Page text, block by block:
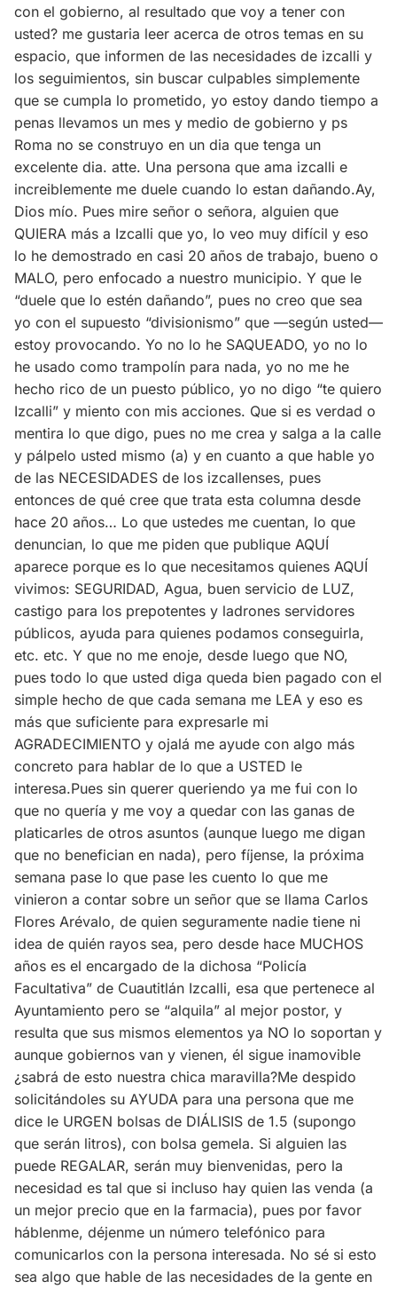
con el gobierno, al resultado que voy a tener con
usted? me gustaria leer acerca de otros temas en su
espacio, que informen de las necesidades de izcalli y
los seguimientos, sin buscar culpables simplemente
que se cumpla lo prometido, yo estoy dando tiempo a
penas llevamos un mes y medio de gobierno y ps
Roma no se construyo en un dia que tenga un
excelente dia. atte. Una persona que ama izcalli e
increiblemente me duele cuando lo estan dañando.Ay,
Dios mío. Pues mire señor o señora, alguien que
QUIERA más a Izcalli que yo, lo veo muy difícil y eso
lo he demostrado en casi 20 años de trabajo, bueno o
MALO, pero enfocado a nuestro municipio. Y que le
“duele que lo estén dañando”, pues no creo que sea
yo con el supuesto “divisionismo” que —según usted—
estoy provocando. Yo no lo he SAQUEADO, yo no lo
he usado como trampolín para nada, yo no me he
hecho rico de un puesto público, yo no digo “te quiero
Izcalli” y miento con mis acciones. Que si es verdad o
mentira lo que digo, pues no me crea y salga a la calle
y pálpelo usted mismo (a) y en cuanto a que hable yo
de las NECESIDADES de los izcallenses, pues
entonces de qué cree que trata esta columna desde
hace 20 años… Lo que ustedes me cuentan, lo que
denuncian, lo que me piden que publique AQUÍ
aparece porque es lo que necesitamos quienes AQUÍ
vivimos: SEGURIDAD, Agua, buen servicio de LUZ,
castigo para los prepotentes y ladrones servidores
públicos, ayuda para quienes podamos conseguirla,
etc. etc. Y que no me enoje, desde luego que NO,
pues todo lo que usted diga queda bien pagado con el
simple hecho de que cada semana me LEA y eso es
más que suficiente para expresarle mi
AGRADECIMIENTO y ojalá me ayude con algo más
concreto para hablar de lo que a USTED le
interesa.Pues sin querer queriendo ya me fui con lo
que no quería y me voy a quedar con las ganas de
platicarles de otros asuntos (aunque luego me digan
que no benefician en nada), pero fíjense, la próxima
semana pase lo que pase les cuento lo que me
vinieron a contar sobre un señor que se llama Carlos
Flores Arévalo, de quien seguramente nadie tiene ni
idea de quién rayos sea, pero desde hace MUCHOS
años es el encargado de la dichosa “Policía
Facultativa” de Cuautitlán Izcalli, esa que pertenece al
Ayuntamiento pero se “alquila” al mejor postor, y
resulta que sus mismos elementos ya NO lo soportan y
aunque gobiernos van y vienen, él sigue inamovible
¿sabrá de esto nuestra chica maravilla?Me despido
solicitándoles su AYUDA para una persona que me
dice le URGEN bolsas de DIÁLISIS de 1.5 (supongo
que serán litros), con bolsa gemela. Si alguien las
puede REGALAR, serán muy bienvenidas, pero la
necesidad es tal que si incluso hay quien las venda (a
un mejor precio que en la farmacia), pues por favor
háblenme, déjenme un número telefónico para
comunicarlos con la persona interesada. No sé si esto
sea algo que hable de las necesidades de la gente en